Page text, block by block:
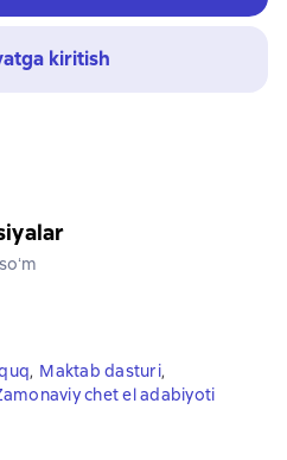
kiritish
, Maktab dasturi,
chet el adabiyoti